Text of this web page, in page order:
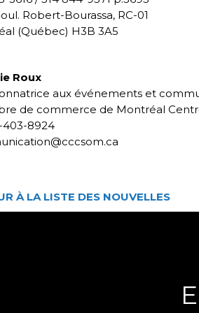
Robert-Bourassa, RC-01
(Québec) H3B 3A5
Roux
aux événements et
de commerce de Montréal
403-8924
À LA LISTE DES NOUVELLES